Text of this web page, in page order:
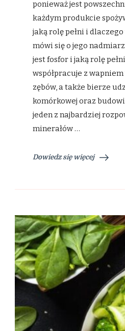
i
w
ponieważ jest
każdym produkcie
jaką rolę pełni i
mówi się o jego
jest fosfor i jaką rolę
współpracuje z
zębów, a także bierze
komórkowej oraz
jeden z najbardziej
minerałów …
Dowiedz się więcej